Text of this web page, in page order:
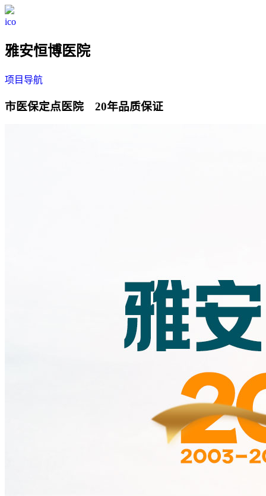
ico
雅安恒博医院
项目导航
市医保定点医院 20年品质保证